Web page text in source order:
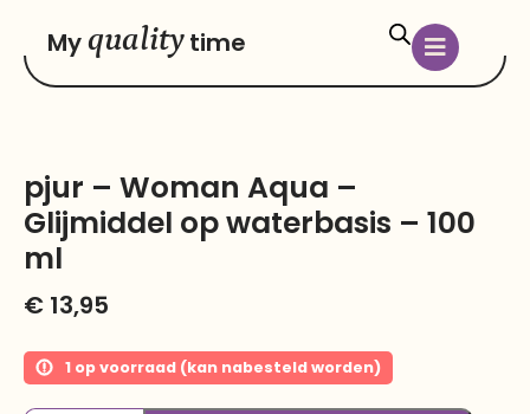
Myquality time
pjur – Woman Aqua –
Glijmiddel op waterbasis – 100
ml
€ 13,95
1 op voorraad (kan nabesteld worden)